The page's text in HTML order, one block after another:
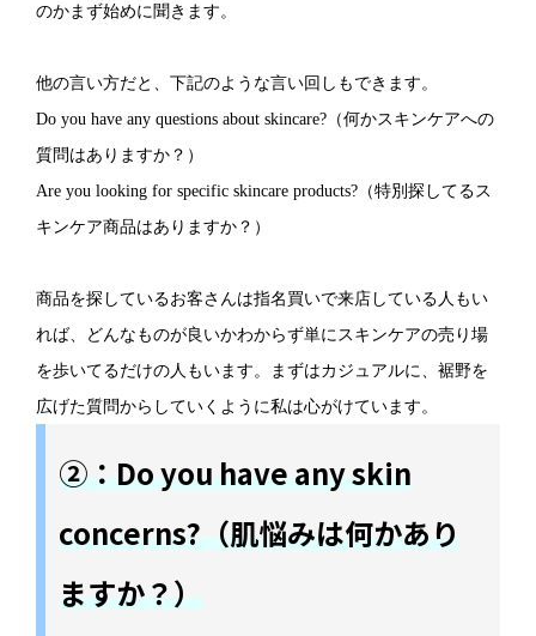
のかまず始めに聞きます。
他の言い方だと、下記のような言い回しもできます。
Do you have any questions about skincare?（何かスキンケアへの
質問はありますか？）
Are you looking for specific skincare products?（特別探してるス
キンケア商品はありますか？）
商品を探しているお客さんは指名買いで来店している人もい
れば、どんなものが良いかわからず単にスキンケアの売り場
を歩いてるだけの人もいます。まずはカジュアルに、裾野を
広げた質問からしていくように私は心がけています。
②：Do you have any skin
concerns?（肌悩みは何かあり
ますか？）